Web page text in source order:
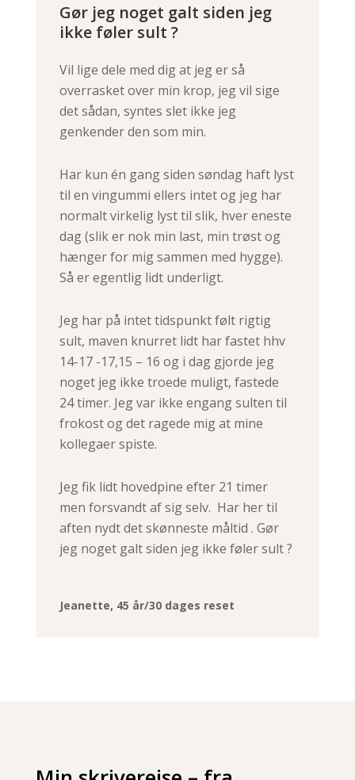
Gør jeg noget galt siden jeg
ikke føler sult ?
Vil lige dele med dig at jeg er så
overrasket over min krop, jeg vil sige
det sådan, syntes slet ikke jeg
genkender den som min.
Har kun én gang siden søndag haft lyst
til en vingummi ellers intet og jeg har
normalt virkelig lyst til slik, hver eneste
dag (slik er nok min last, min trøst og
hænger for mig sammen med hygge).
Så er egentlig lidt underligt.
Jeg har på intet tidspunkt følt rigtig
sult, maven knurret lidt har fastet hhv
14-17 -17,15 – 16 og i dag gjorde jeg
noget jeg ikke troede muligt, fastede
24 timer. Jeg var ikke engang sulten til
frokost og det ragede mig at mine
kollegaer spiste.
Jeg fik lidt hovedpine efter 21 timer
men forsvandt af sig selv. Har her til
aften nydt det skønneste måltid . Gør
jeg noget galt siden jeg ikke føler sult ?
Jeanette, 45 år/30 dages reset